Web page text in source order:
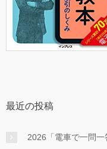
最近の投稿
2026「電車で一問